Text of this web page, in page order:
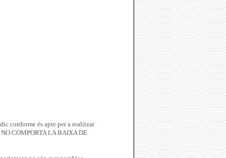
conforme és apte per a realitzar
COMPORTA LA BAIXA DE